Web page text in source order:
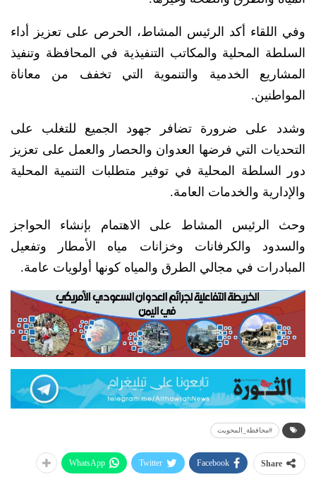
وفي اللقاء أكد الرئيس المشاط، الحرص على تعزيز أداء
السلطة المحلية والمكاتب التنفيذية في المحافظة وتنفيذ
المشاريع الخدمية والتنموية التي تخفف من معاناة
المواطنين.
وشدد على ضرورة تضافر جهود الجميع للتغلب على
التحديات التي فرضها العدوان والحصار والعمل على تعزيز
دور السلطة المحلية في توفير متطلبات التنمية المحلية
والإدارية والخدمات العامة.
وحث الرئيس المشاط على الاهتمام بإنشاء الحواجز
والسدود والكرفانات وخزانات مياه الأمطار وتفعيل
المبادرات في مجالي الطرق والمياه كونها أولويات عامة.
#محافظة_المحويت
Share
Facebook
Twitter
WhatsApp